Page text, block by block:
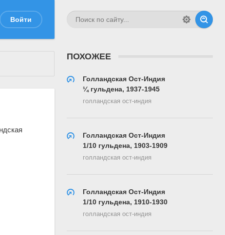
Войти
ПОХОЖЕЕ
Голландская Ост-Индия
¼ гульдена, 1937-1945
голландская ост-индия
Голландская Ост-Индия
1/10 гульдена, 1903-1909
голландская ост-индия
Голландская Ост-Индия
1/10 гульдена, 1910-1930
голландская ост-индия